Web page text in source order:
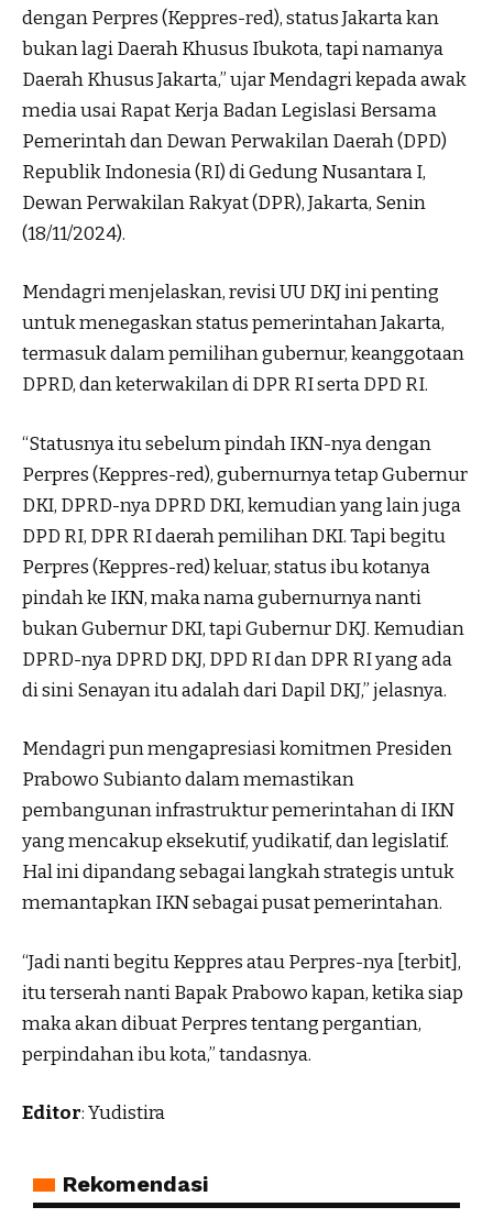
dengan Perpres (Keppres-red), status Jakarta kan
bukan lagi Daerah Khusus Ibukota, tapi namanya
Daerah Khusus Jakarta,” ujar Mendagri kepada awak
media usai Rapat Kerja Badan Legislasi Bersama
Pemerintah dan Dewan Perwakilan Daerah (DPD)
Republik Indonesia (RI) di Gedung Nusantara I,
Dewan Perwakilan Rakyat (DPR), Jakarta, Senin
(18/11/2024).
Mendagri menjelaskan, revisi UU DKJ ini penting
untuk menegaskan status pemerintahan Jakarta,
termasuk dalam pemilihan gubernur, keanggotaan
DPRD, dan keterwakilan di DPR RI serta DPD RI.
“Statusnya itu sebelum pindah IKN-nya dengan
Perpres (Keppres-red), gubernurnya tetap Gubernur
DKI, DPRD-nya DPRD DKI, kemudian yang lain juga
DPD RI, DPR RI daerah pemilihan DKI. Tapi begitu
Perpres (Keppres-red) keluar, status ibu kotanya
pindah ke IKN, maka nama gubernurnya nanti
bukan Gubernur DKI, tapi Gubernur DKJ. Kemudian
DPRD-nya DPRD DKJ, DPD RI dan DPR RI yang ada
di sini Senayan itu adalah dari Dapil DKJ,” jelasnya.
Mendagri pun mengapresiasi komitmen Presiden
Prabowo Subianto dalam memastikan
pembangunan infrastruktur pemerintahan di IKN
yang mencakup eksekutif, yudikatif, dan legislatif.
Hal ini dipandang sebagai langkah strategis untuk
memantapkan IKN sebagai pusat pemerintahan.
“Jadi nanti begitu Keppres atau Perpres-nya [terbit],
itu terserah nanti Bapak Prabowo kapan, ketika siap
maka akan dibuat Perpres tentang pergantian,
perpindahan ibu kota,” tandasnya.
Editor: Yudistira
Rekomendasi